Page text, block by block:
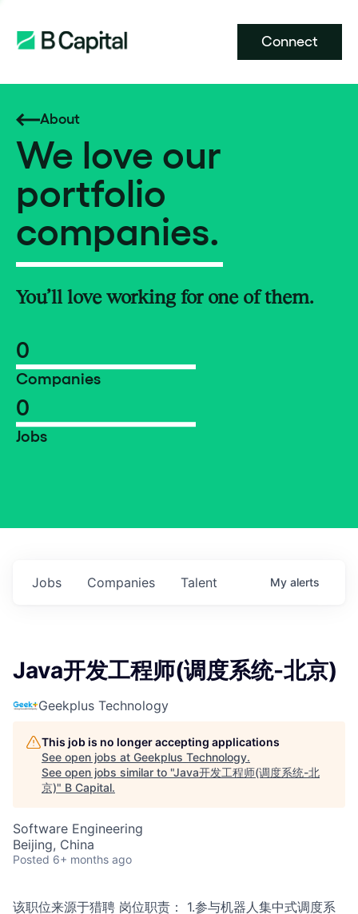
Connect
About
We love our
portfolio
companies.
You’ll love working for one of them.
0
Companies
0
Jobs
Jobs Companies Talent My alerts
Java开发工程师(调度系统-北京)
Geekplus Technology
This job is no longer accepting applications
See open jobs at Geekplus Technology.
See open jobs similar to "Java开发工程师(调度系统-北
京)" B Capital.
Software Engineering
Beijing, China
Posted 6+ months ago
该职位来源于猎聘 岗位职责： 1.参与机器人集中式调度系